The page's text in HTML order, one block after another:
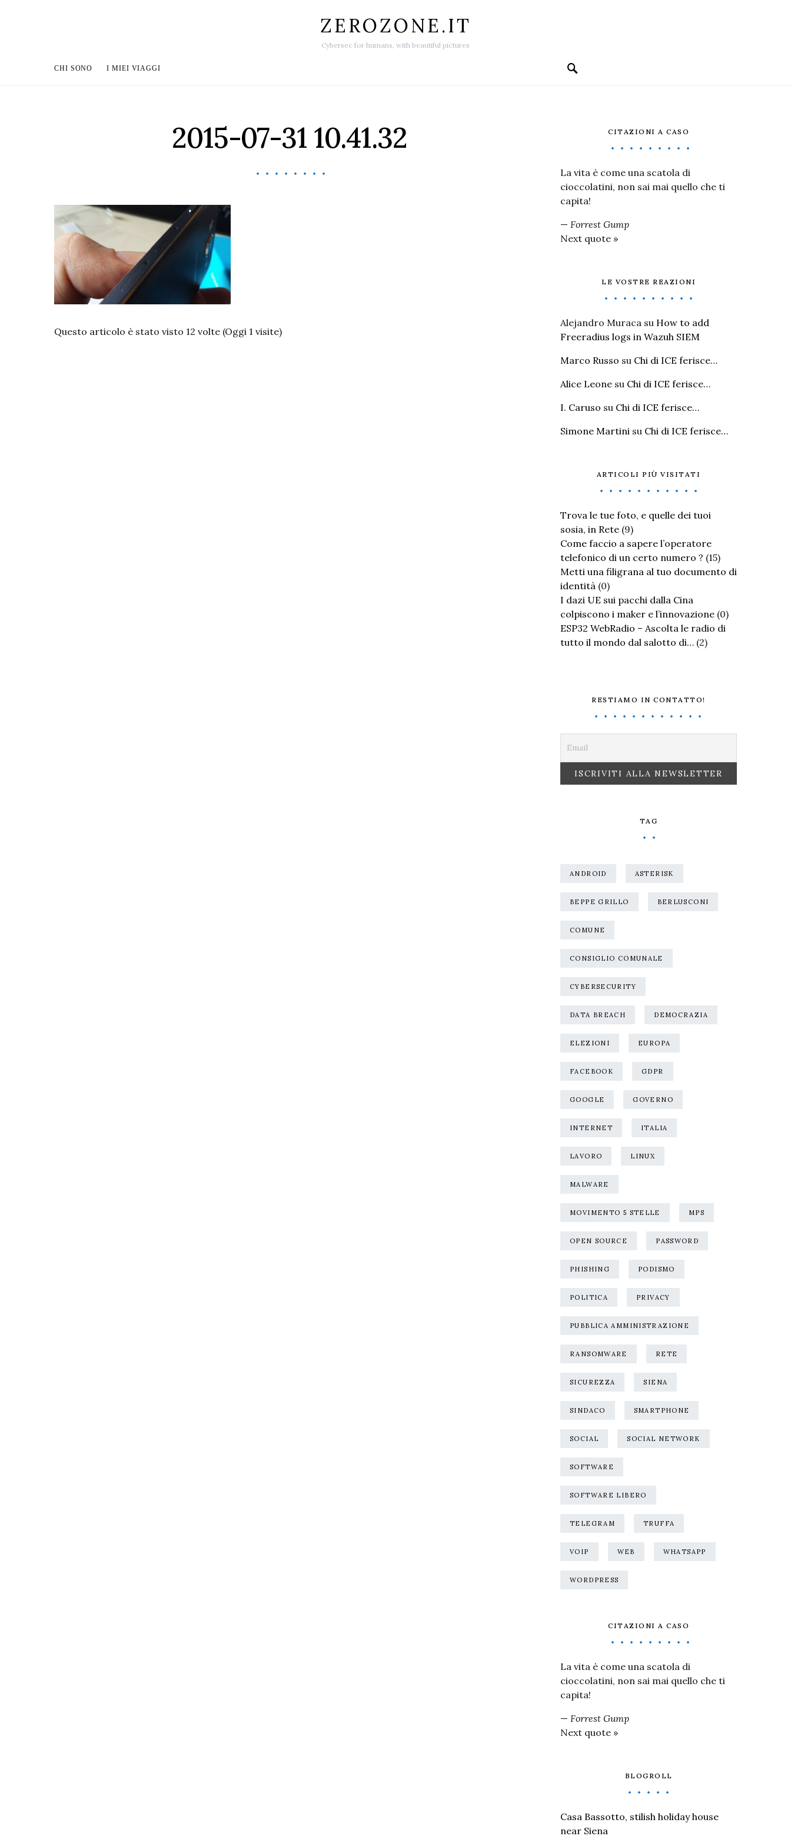
ZEROZONE.IT
Cybersec for humans, with beautiful pictures
CHI SONO I MIEI VIAGGI
2015-07-31 10.41.32
Questo articolo è stato visto 12 volte (Oggi 1 visite)
CITAZIONI A CASO
La vita è come una scatola di
cioccolatini, non sai mai quello che ti
capita!
— Forrest Gump
Next quote »
LE VOSTRE REAZIONI
Alejandro Muraca su How to add
Freeradius logs in Wazuh SIEM
Marco Russo su Chi di ICE ferisce…
Alice Leone su Chi di ICE ferisce…
I. Caruso su Chi di ICE ferisce…
Simone Martini su Chi di ICE ferisce…
ARTICOLI PIÙ VISITATI
Trova le tue foto, e quelle dei tuoi
sosia, in Rete (9)
Come faccio a sapere l’operatore
telefonico di un certo numero ? (15)
Metti una filigrana al tuo documento di
identità (0)
I dazi UE sui pacchi dalla Cina
colpiscono i maker e l’innovazione (0)
ESP32 WebRadio – Ascolta le radio di
tutto il mondo dal salotto di… (2)
RESTIAMO IN CONTATTO!
TAG
ANDROID ASTERISK
BEPPE GRILLO BERLUSCONI
COMUNE
CONSIGLIO COMUNALE
CYBERSECURITY
DATA BREACH DEMOCRAZIA
ELEZIONI EUROPA
FACEBOOK GDPR
GOOGLE GOVERNO
INTERNET ITALIA
LAVORO LINUX
MALWARE
MOVIMENTO 5 STELLE MPS
OPEN SOURCE PASSWORD
PHISHING PODISMO
POLITICA PRIVACY
PUBBLICA AMMINISTRAZIONE
RANSOMWARE RETE
SICUREZZA SIENA
SINDACO SMARTPHONE
SOCIAL SOCIAL NETWORK
SOFTWARE
SOFTWARE LIBERO
TELEGRAM TRUFFA
VOIP WEB WHATSAPP
WORDPRESS
CITAZIONI A CASO
La vita è come una scatola di
cioccolatini, non sai mai quello che ti
capita!
— Forrest Gump
Next quote »
BLOGROLL
Casa Bassotto, stilish holiday house
near Siena